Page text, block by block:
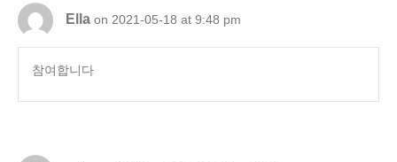
Ella on 2021-05-18 at 9:48 pm
참여합니다